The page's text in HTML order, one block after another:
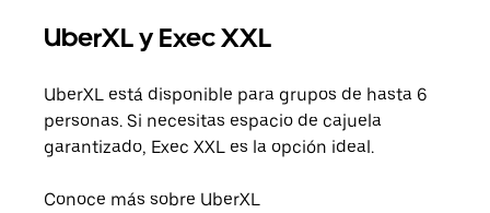
UberXL y Exec XXL
UberXL está disponible para grupos de hasta 6
personas. Si necesitas espacio de cajuela
garantizado, Exec XXL es la opción ideal.
Conoce más sobre UberXL